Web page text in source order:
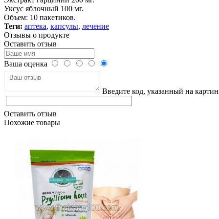
Уксус яблочный 100 мг.
Объем: 10 пакетиков.
Теги: аптека, капсулы, лечение
Отзывы о продукте
Оставить отзыв
Ваша оценка
Введите код, указанный на
Оставить отзыв
Похожие товары